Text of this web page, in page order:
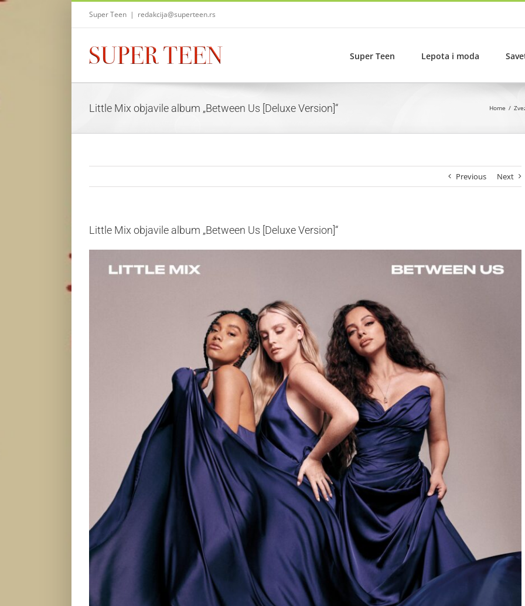
Skip
Super Teen | redakcija@superteen.rs
Super Teen Lepota i moda
Little Mix objavile album „Between Us [Deluxe Version]“ Home
Previous Next
Little Mix objavile album „Between Us [Deluxe Version]“